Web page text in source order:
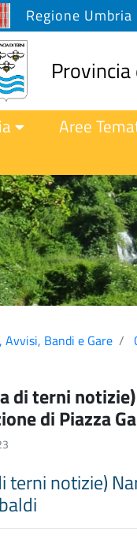
Regione Umbria
Provincia
Aree
Avvisi, Bandi e Gare
di terni
di Piazza
terni notizie)